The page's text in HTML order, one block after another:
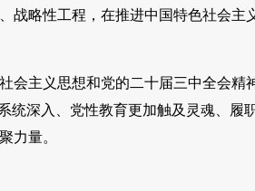
略性工程，在推进中国特色社会主
主义思想和党的二十届三中全会精
统深入、党性教育更加触及灵魂、
力量。